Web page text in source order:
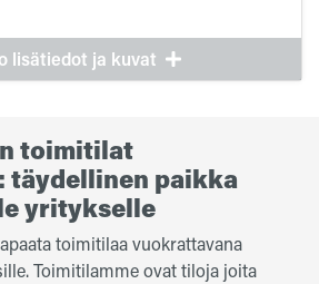
lisätiedot ja kuvat
toimitilat
täydellinen paikka
yritykselle
toimitilaa vuokrattavana
Toimitilamme ovat tiloja joita